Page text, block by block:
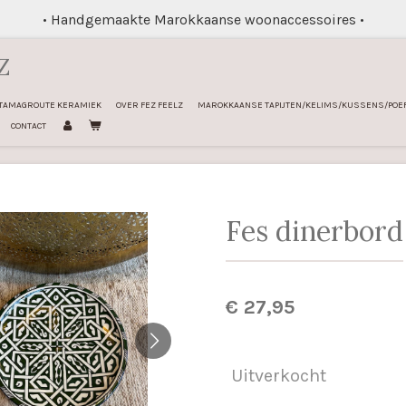
• Handgemaakte Marokkaanse woonaccessoires •
KERAMIEK OVER FEZ FEELZ
MAROKKAANSE TAPIJTEN/KELIMS/KUSSENS/
CONTACT
Fes dinerbord
€ 27,95
Uitverkocht